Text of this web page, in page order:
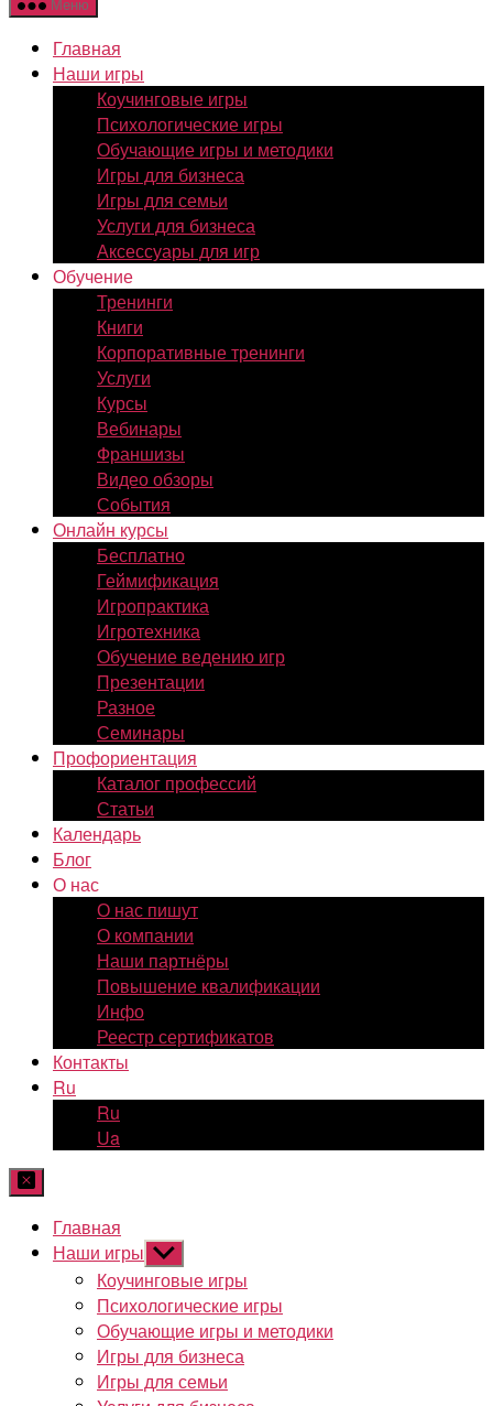
Меню
Главная
Наши игры
Коучинговые игры
Психологические игры
Обучающие игры и методики
Игры для бизнеса
Игры для семьи
Услуги для бизнеса
Аксессуары для игр
Обучение
Тренинги
Книги
Корпоративные тренинги
Услуги
Курсы
Вебинары
Франшизы
Видео обзоры
События
Онлайн курсы
Бесплатно
Геймификация
Игропрактика
Игротехника
Обучение ведению игр
Презентации
Разное
Семинары
Профориентация
Каталог профессий
Статьи
Календарь
Блог
О нас
О нас пишут
О компании
Наши партнёры
Повышение квалификации
Инфо
Реестр сертификатов
Контакты
Ru
Ru
Ua
Главная
Наши игры Показывать
подменю
Коучинговые игры
Психологические игры
Обучающие игры и методики
Игры для бизнеса
Игры для семьи